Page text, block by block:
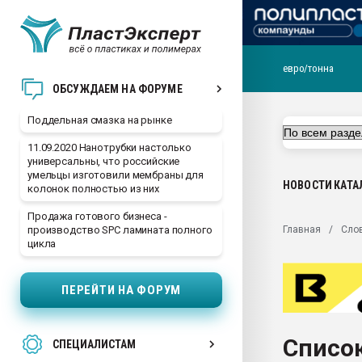
ОБСУЖДАЕМ НА ФОРУМЕ
Поддельная смазка на рынке
11.09.2020 Нанотрубки настолько
универсальны, что российские
умельцы изготовили мембраны для
колонок полностью из них
Продажа готового бизнеса -
производство SPC ламината полного
цикла
ПЕРЕЙТИ НА ФОРУМ
СПЕЦИАЛИСТАМ
ближайшее
Подмосковье, Москва
первый план в
28.07.2026
ситуацией на
Всё, что касается
Материал поверхности
Продам отходы
евро/тонна
НОВОСТИ
Главная